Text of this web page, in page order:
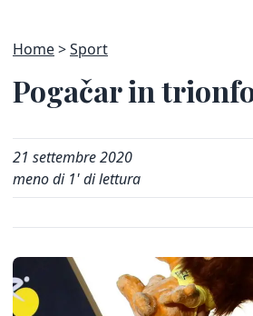
Home Sport
Pogačar in
21 settembre 2020
meno di 1' di lettura